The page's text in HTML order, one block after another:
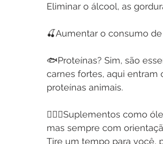
Eliminar o álcool, as
🍒Aumentar o consumo
🐟Proteínas? Sim, são
carnes fortes, aqui entram
proteínas animais.
👩🏼‍⚕️Suplementos como
mas sempre com
Tire um tempo para você,